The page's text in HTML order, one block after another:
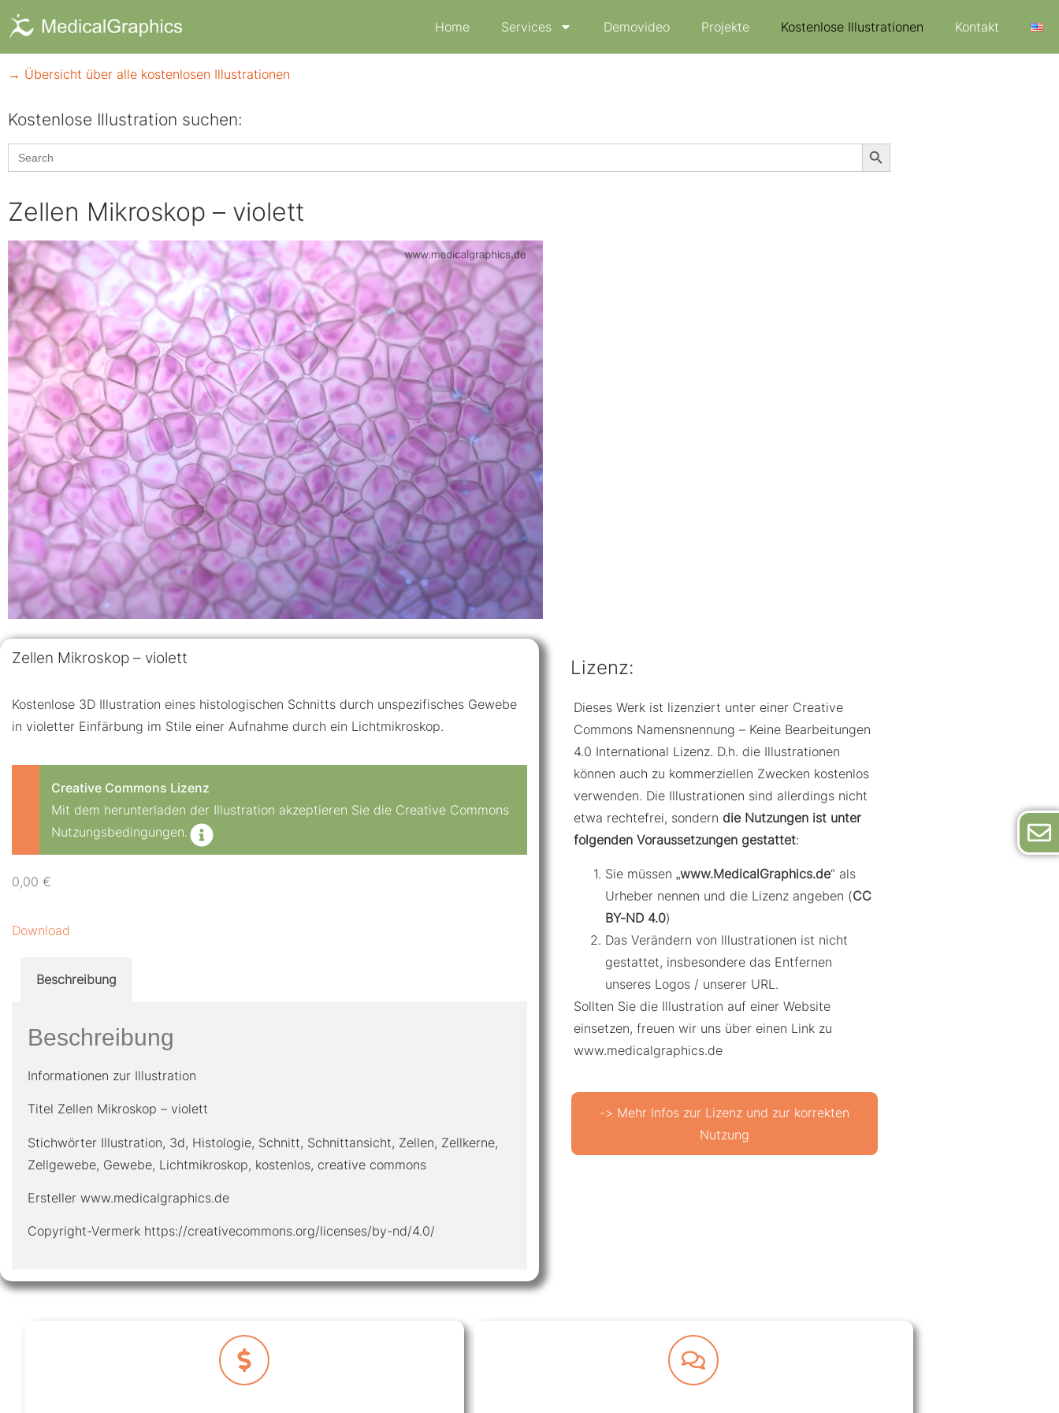
Home Services Demovideo Projekte Kostenlose Illustrationen Kontakt
→ Übersicht über alle kostenlosen Illustrationen
Kostenlose Illustration suchen:​
Search
for:
Search Button
Zellen Mikroskop – violett
Zellen Mikroskop – violett
Kostenlose 3D Illustration eines histologischen Schnitts durch unspezifisches Gewebe
in violetter Einfärbung im Stile einer Aufnahme durch ein Lichtmikroskop.
Creative Commons Lizenz
Mit dem herunterladen der Illustration akzeptieren Sie die Creative Commons
Nutzungsbedingungen.
0,00 €
Download
Beschreibung
Beschreibung
Informationen zur Illustration
Titel Zellen Mikroskop – violett
Stichwörter Illustration, 3d, Histologie, Schnitt, Schnittansicht, Zellen, Zellkerne,
Zellgewebe, Gewebe, Lichtmikroskop, kostenlos, creative commons
Ersteller www.medicalgraphics.de
Copyright-Vermerk https://creativecommons.org/licenses/by-nd/4.0/
Lizenz:
Dieses Werk ist lizenziert unter einer Creative
Commons Namensnennung – Keine Bearbeitungen
4.0 International Lizenz. D.h. die Illustrationen
können auch zu kommerziellen Zwecken kostenlos
verwenden. Die Illustrationen sind allerdings nicht
etwa rechtefrei, sondern die Nutzungen ist unter
folgenden Voraussetzungen gestattet:
Sie müssen „www.MedicalGraphics.de“ als
Urheber nennen und die Lizenz angeben (CC
BY-ND 4.0)
Das Verändern von Illustrationen ist nicht
gestattet, insbesondere das Entfernen
unseres Logos / unserer URL.
Sollten Sie die Illustration auf einer Website
einsetzen, freuen wir uns über einen Link zu
www.medicalgraphics.de
-> Mehr Infos zur Lizenz und zur korrekten
Nutzung